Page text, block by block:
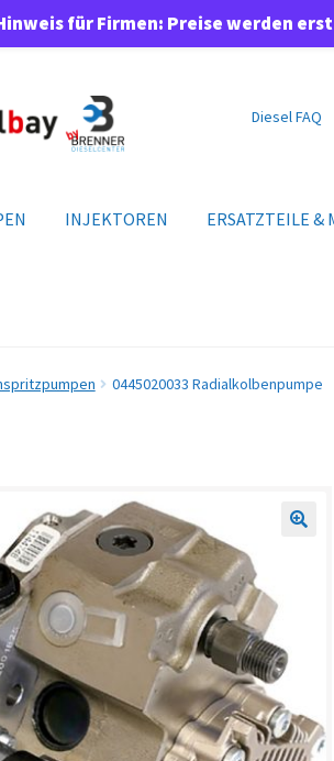
Diesel FAQ
INJEKTOREN ERSATZTEILE &
0445020033 Radialkolbenpumpe
für Firmen: Preise werden